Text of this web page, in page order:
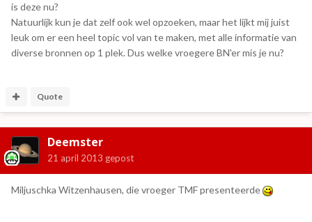
is deze nu?
Natuurlijk kun je dat zelf ook wel opzoeken, maar het lijkt mij juist
leuk om er een heel topic vol van te maken, met alle informatie van
diverse bronnen op 1 plek. Dus welke vroegere BN'er mis je nu?
Quote
Deemster
21 april 2013 gepost
Miljuschka Witzenhausen, die vroeger TMF presenteerde